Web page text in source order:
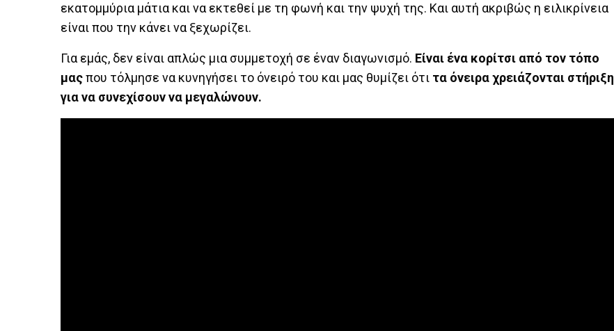
εκατομμύρια μάτια και να εκτεθεί με τη φωνή και την ψυχή της. Και αυτή ακριβώς η ειλικρίνεια
είναι που την κάνει να ξεχωρίζει.
Για εμάς, δεν είναι απλώς μια συμμετοχή σε έναν διαγωνισμό. Είναι ένα κορίτσι από τον τόπο
μαςπου τόλμησε να κυνηγήσει το όνειρό του και μας θυμίζει ότι τα όνειρα χρειάζονται στήριξη
για να συνεχίσουν να μεγαλώνουν.